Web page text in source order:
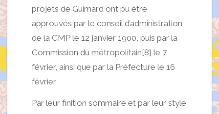
projets de Guimard ont pu être
approuvés par le conseil d’administration
de la CMP le 12 janvier 1900, puis par la
Commission du métropolitain[8] le 7
février, ainsi que par la Préfecture le 16
février.
Par leur finition sommaire et par leur style